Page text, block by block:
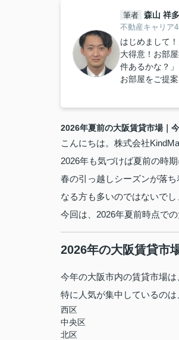
筆者 森山 祥多
不動産キャリア
はじめまして
大得意！お部
件あるかな？
お部屋をご提
2026年夏前の大阪賃貸市場｜
こんにちは。株式会社
2026年も気づけば夏前の時
春の引っ越しシーズンが落
なる方も多いのではないでし
今回は、2026年夏前時点で
2026年の大阪賃貸市
今年の大阪市内の賃貸市場
特に人気が集中しているのは
西区
中央区
北区